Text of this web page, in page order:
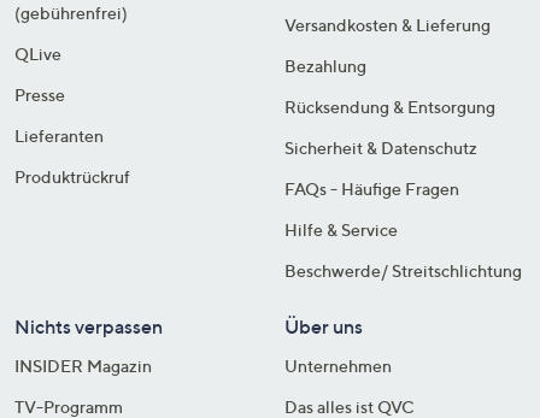
(gebührenfrei)
QLive
Presse
Lieferanten
Produktrückruf
Versandkosten & Lieferung
Bezahlung
Rücksendung & Entsorgung
Sicherheit & Datenschutz
FAQs - Häufige Fragen
Hilfe & Service
Beschwerde/ Streitschlichtung
Nichts verpassen
INSIDER Magazin
TV-Programm
Über uns
Unternehmen
Das alles ist QVC